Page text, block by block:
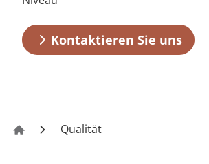
FAQsZuzahlung & Befreiung
Gastroenterologie
Nachsorge
Qualität & Expertise
Publikationsdatenbank
Zuzahlung & Befreiung
Zuweiser
Kontaktieren Sie uns
Klinik Hohenlohe Bad Mergentheim
Qualität